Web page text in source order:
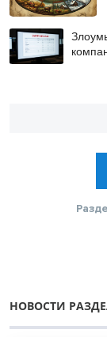
НОВОСТИ